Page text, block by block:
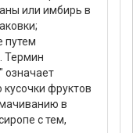
или имбирь в
путем
Термин
означает
кусочки фруктов
в
с тем,